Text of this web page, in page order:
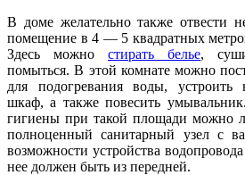
В доме желательно также отвести
помещение в 4 — 5 квадратных
Здесь можно стирать белье,
помыться. В этой комнате можно
для подогревания воды,
шкаф, а также повесить
гигиены при такой площади можно
полноценный санитарный узел с
возможности устройства
нее должен быть из передней.